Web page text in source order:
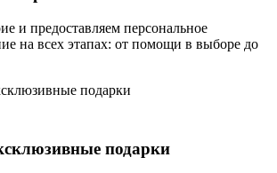
и предоставляем персональное
на всех этапах: от помощи в выборе до
подарки